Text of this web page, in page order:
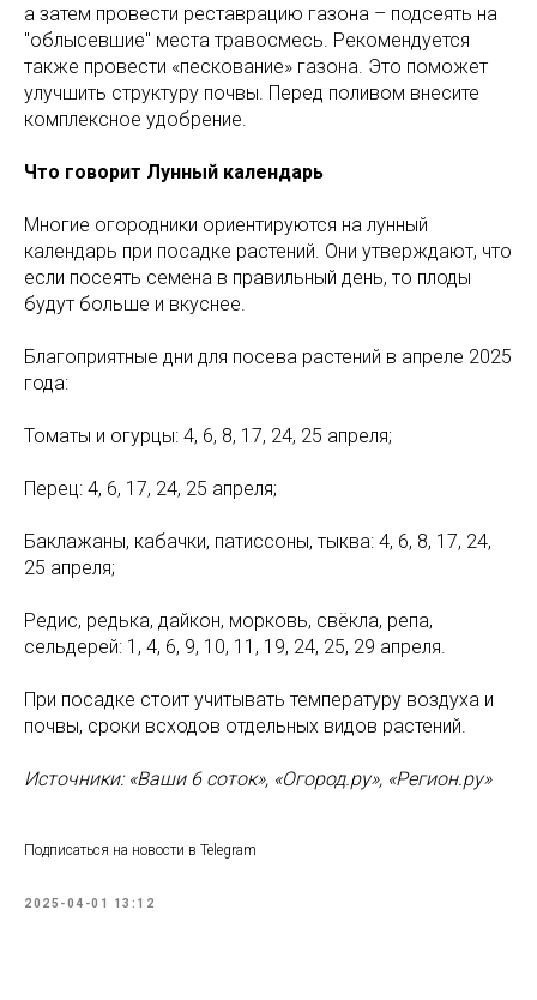
а затем провести реставрацию газона – подсеять на
"облысевшие" места травосмесь. Рекомендуется
также провести «пескование» газона. Это поможет
улучшить структуру почвы. Перед поливом внесите
комплексное удобрение.
Что говорит Лунный календарь
Многие огородники ориентируются на лунный
календарь при посадке растений. Они утверждают, что
если посеять семена в правильный день, то плоды
будут больше и вкуснее.
Благоприятные дни для посева растений в апреле 2025
года:
Томаты и огурцы: 4, 6, 8, 17, 24, 25 апреля;
Перец: 4, 6, 17, 24, 25 апреля;
Баклажаны, кабачки, патиссоны, тыква: 4, 6, 8, 17, 24,
25 апреля;
Редис, редька, дайкон, морковь, свёкла, репа,
сельдерей: 1, 4, 6, 9, 10, 11, 19, 24, 25, 29 апреля.
При посадке стоит учитывать температуру воздуха и
почвы, сроки всходов отдельных видов растений.
Источники: «Ваши 6 соток», «Огород.ру», «Регион.ру»
Подписаться на новости в Telegram
2025-04-01 13:12